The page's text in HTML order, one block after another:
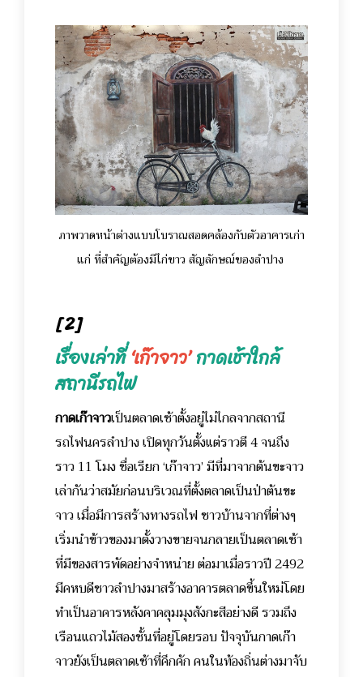
ภาพวาดหน้าต่างแบบโบราณสอดคล้องกับตัวอาคารเก่า
แก่ ที่สำคัญต้องมีไก่ขาว สัญลักษณ์ของลำปาง
[2]
เรื่องเล่าที่ ‘เก๊าจาว’กาดเช้าใกล้
สถานีรถไฟ
กาดเก๊าจาวเป็นตลาดเช้าตั้งอยู่ไม่ไกลจากสถานี
รถไฟนครลำปาง เปิดทุกวันตั้งแต่ราวตี 4 จนถึง
ราว 11 โมง ชื่อเรียก ‘เก๊าจาว’ มีที่มาจากต้นขะจาว
เล่ากันว่าสมัยก่อนบริเวณที่ตั้งตลาดเป็นป่าต้นขะ
จาว เมื่อมีการสร้างทางรถไฟ ชาวบ้านจากที่ต่างๆ
เริ่มนำข้าวของมาตั้งวางขายจนกลายเป็นตลาดเช้า
ที่มีของสารพัดอย่างจำหน่าย ต่อมาเมื่อราวปี 2492
มีคหบดีชาวลำปางมาสร้างอาคารตลาดขึ้นใหม่โดย
ทำเป็นอาคารหลังคาคลุมมุงสังกะสีอย่างดี รวมถึง
เรือนแถวไม้สองชั้นที่อยู่โดยรอบ ปัจจุบันกาดเก๊า
จาวยังเป็นตลาดเช้าที่คึกคัก คนในท้องถิ่นต่างมาจับ